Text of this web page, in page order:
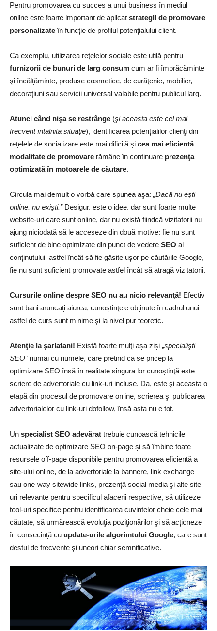
Pentru promovarea cu succes a unui business în mediul
online este foarte important de aplicat strategii de promovare
personalizate în funcţie de profilul potenţialului client.
Ca exemplu, utilizarea reţelelor sociale este utilă pentru
furnizorii de bunuri de larg consum cum ar fi îmbrăcăminte
şi încălţăminte, produse cosmetice, de curăţenie, mobilier,
decoraţiuni sau servicii universal valabile pentru publicul larg.
Atunci când nişa se restrânge (şi aceasta este cel mai
frecvent întâlnită situaţie), identificarea potenţialilor clienţi din
reţelele de socializare este mai dificilă şi cea mai eficientă
modalitate de promovare rămâne în continuare prezenţa
optimizată în motoarele de căutare.
Circula mai demult o vorbă care spunea aşa: „Dacă nu eşti
online, nu exişti.”Desigur, este o idee, dar sunt foarte multe
website-uri care sunt online, dar nu există fiindcă vizitatorii nu
ajung niciodată să le acceseze din două motive: fie nu sunt
suficient de bine optimizate din punct de vedere SEO al
conţinutului, astfel încât să fie găsite uşor pe căutările Google,
fie nu sunt suficient promovate astfel încât să atragă vizitatorii.
Cursurile online despre SEO nu au nicio relevanţă! Efectiv
sunt bani aruncaţi aiurea, cunoştinţele obţinute în cadrul unui
astfel de curs sunt minime şi la nivel pur teoretic.
Atenţie la şarlatani! Există foarte mulţi aşa zişi „specialişti
SEO” numai cu numele, care pretind că se pricep la
optimizare SEO însă în realitate singura lor cunoştinţă este
scriere de advertoriale cu link-uri incluse. Da, este şi aceasta o
etapă din procesul de promovare online, scrierea şi publicarea
advertorialelor cu link-uri dofollow, însă asta nu e tot.
Un specialist SEO adevărat trebuie cunoască tehnicile
actualizate de optimizare SEO on-page şi să îmbine toate
resursele off-page disponibile pentru promovarea eficientă a
site-ului online, de la advertoriale la bannere, link exchange
sau one-way sitewide links, prezenţă social media şi alte site-
uri relevante pentru specificul afacerii respective, să utilizeze
tool-uri specifice pentru identificarea cuvintelor cheie cele mai
căutate, să urmărească evoluţia poziţionărilor şi să acţioneze
în consecinţă cu update-urile algorimtului Google, care sunt
destul de frecvente şi uneori chiar semnificative.